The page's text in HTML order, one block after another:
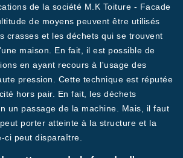
de la société M.K Toiture - Facade
de moyens peuvent être utilisés
crasses et les déchets qui se trouvent
maison. En fait, il est possible de
en ayant recours à l'usage des
pression. Cette technique est réputée
hors pair. En fait, les déchets
un passage de la machine. Mais, il faut
porter atteinte à la structure et la
ci peut disparaître.